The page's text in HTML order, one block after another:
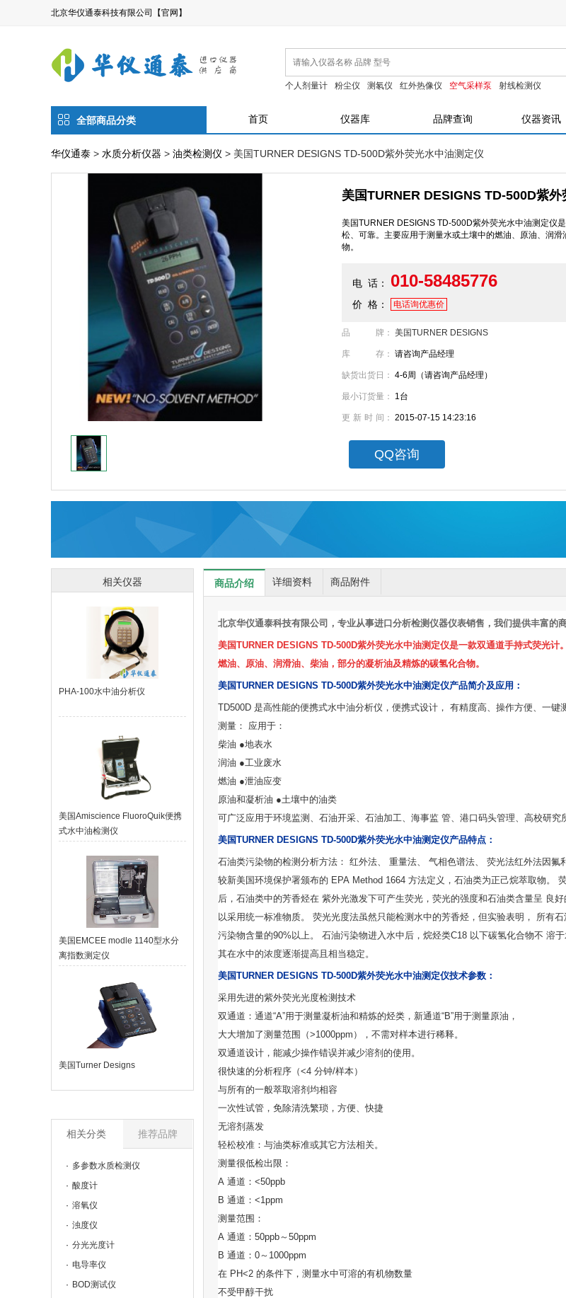
北京华仪通泰科技有限公司【官网】
个人剂量计 粉尘仪 测氡仪 红外热像仪 空气采样泵 射线检测仪
全部商品分类 首页 仪器库 品牌查询 仪器资讯
华仪通泰 > 水质分析仪器 > 油类检测仪 > 美国TURNER DESIGNS TD-500D紫外荧光水中油测定仪
美国TURNER DESIGNS TD-500D紫
美国TURNER DESIGNS TD-500D紫外荧光水中油测定仪
松、可靠。主要应用于测量水或土壤中的燃油、原油、润
物。
电 话： 010-58485776
价 格： 电话询优惠价
品牌 ： 美国TURNER DESIGNS
库存 ： 请咨询产品经理
缺货出货日 ： 4-6周（请咨询产品经理）
最小订货量 ： 1台
更新时间 ： 2015-07-15 14:23:16
QQ咨询
相关仪器
PHA-100水中油分析仪
美国Amiscience FluoroQuik便携
式水中油检测仪
美国EMCEE modle 1140型水分
离指数测定仪
美国Turner Designs
相关分类 推荐品牌
多参数水质检测仪
酸度计
溶氧仪
浊度仪
分光光度计
电导率仪
BOD测试仪
商品介绍 详细资料 商品附件
北京华仪通泰科技有限公司，专业从事进口分析检测仪器仪表销售，我们提供丰富的
美国TURNER DESIGNS TD-500D紫外荧光水中油测定仪是一款双通道手持式荧光
燃油、原油、润滑油、柴油，部分的凝析油及精炼的碳氢化合物。
美国TURNER DESIGNS TD-500D紫外荧光水中油测定仪产品简介及应用 ：
TD500D 是高性能的便携式水中油分析仪，便携式设计， 有精度高、操作方便、一键
测量： 应用于：
柴油 ●地表水
润油 ●工业废水
燃油 ●泄油应变
原油和凝析油 ●土壤中的油类
可广泛应用于环境监测、石油开采、石油加工、海事监 管、港口码头管理、高校研究
美国TURNER DESIGNS TD-500D紫外荧光水中油测定仪产品特点：
石油类污染物的检测分析方法： 红外法、 重量法、 气相色谱法、 荧光法红外法因
较新美国环境保护署颁布的 EPA Method 1664 方法定义，石油类为正己烷萃取物。
后，石油类中的芳香烃在 紫外光激发下可产生荧光，荧光的强度和石油类含量呈 良
以采用统一标准物质。 荧光光度法虽然只能检测水中的芳香烃，但实验表明， 所有
污染物含量的90% 以上。 石油污染物进入水中后，烷烃类C18 以下碳氢化合物不 溶于
其在水中的浓度逐渐提高且相当稳定。
美国TURNER DESIGNS TD-500D紫外荧光水中油测定仪技术参数：
采用先进的紫外荧光光度检测技术
双通道：通道“A”用于测量凝析油和精炼的烃类，新通道“B”用于测量原油，
大大增加了测量范围（>1000ppm ），不需对样本进行稀释。
双通道设计，能减少操作错误并减少溶剂的使用。
很快速的分析程序（<4 分钟/样本）
与所有的一般萃取溶剂均相容
一次性试管，免除清洗繁琐，方便、快捷
无溶剂蒸发
轻松校准：与油类标准或其它方法相关。
测量很低检出限：
A 通道： <50ppb
B 通道： <1ppm
测量范围：
A 通道： 50ppb～ 50ppm
B 通道： 0～ 1000ppm
在 PH<2 的条件下，测量水中可溶的有机物数量
不受甲醇干扰